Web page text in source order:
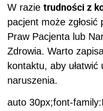
W razie trudności z
pacjent może
Praw Pacjenta lub
Zdrowia. Warto
kontaktu, aby ułatwić
naruszenia.
auto 30px;font-